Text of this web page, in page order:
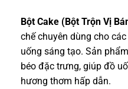
Bột Cake (Bột Trộn Vị
chế chuyên dùng cho
uống sáng tạo. Sản
béo đặc trưng, giúp đồ
hương thơm hấp dẫn.